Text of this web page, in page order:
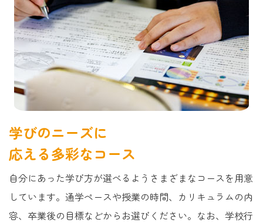
当校の特徴
卒業までの流れ
在校生・先輩の声
進路サポート
入学案内
新卒生の方へ（中学生）
転入・編入の方へ
オープンスクール
よくある質問
デジタルパンフレット
コース紹介
みのり探究コース
まなび基礎コース
4日Myスタイルコース
家庭集中コース
こども教育コース
ビジネス・ITキャリアコース
教職員採用情報
075-951-1355
ネットで相談
よくある質問
学びのニーズに
応える多彩なコース
自分にあった学び方が選べるようさまざまなコースを用意
しています。通学ペースや授業の時間、カリキュラムの内
容、卒業後の目標などからお選びください。なお、学校行